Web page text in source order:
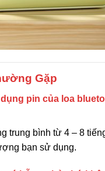
Gặp
pin của loa
trung bình từ 4 – 8
bạn sử dụng.